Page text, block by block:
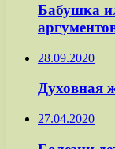
Бабушка
28.09.2020
Духовная
27.04.2020